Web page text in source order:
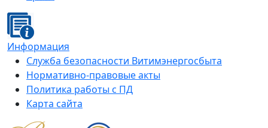
Информация
Служба безопасности Витимэнергосбыта
Нормативно-правовые акты
Политика работы с ПД
Карта сайта